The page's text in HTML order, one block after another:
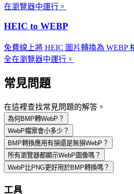
在瀏覽器中運行。
HEIC to WEBP
免費線上將 HEIC 圖片轉換為 WEBP
全在瀏覽器中運行。
常見問題
在這裡查找常見問題的解答。
為何BMP轉WebP？
WebP檔案會小多少？
BMP轉換應用有損還是無損WebP？
所有瀏覽器都顯示WebP圖像嗎？
WebP比PNG更好用於BMP轉換嗎？
工具